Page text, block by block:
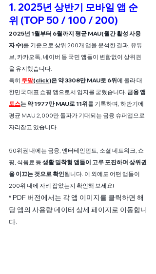
1. 2025년 상반기 모바일 앱 순
위 (TOP 50 / 100 / 200)
2025년 1월부터 6월까지 평균 MAU(월간 활성 사용
자 수)를 기준으로 상위 200개 앱을 분석한 결과, 유튜
브, 카카오톡, 네이버 등 국민 앱들이 변함없이 상위권
을 유지했습니다.
특히 쿠팡(click)은 약 3308만 MAU로 6위에 올라 대
한민국 대표 쇼핑 앱으로서 입지를 굳혔습니다. 금융 앱
토스는 약 1977만 MAU로 11위를 기록하며, 하반기에
평균 MAU 2,000만 돌파가 기대되는 금융 슈퍼앱으로
자리잡고 있습니다.
50위권 내에는 금융, 엔터테인먼트, 소셜 네트워크, 쇼
핑, 식음료 등 생활 밀착형 앱들이 고루 포진하며 상위권
을 이끄는 것으로 확인됩니다. 이 외에도 어떤 앱들이
200위 내에 자리 잡았는지 확인해 보세요!
* PDF 버전에서는 각 앱 이미지를 클릭하면 해
당 앱의 사용량 데이터 상세 페이지로 이동합니
다.